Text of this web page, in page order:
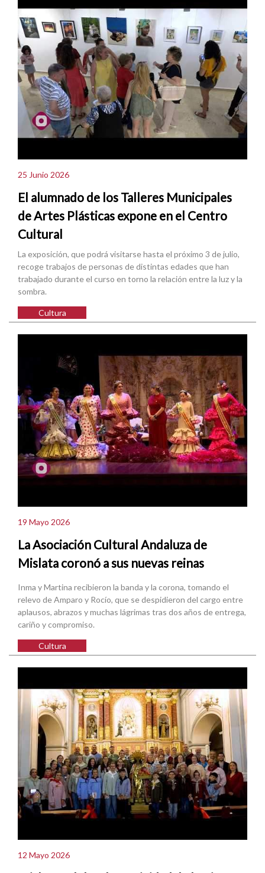
25 Junio 2026
El alumnado de los Talleres Municipales
de Artes Plásticas expone en el Centro
Cultural
La exposición, que podrá visitarse hasta el próximo 3 de julio,
recoge trabajos de personas de distintas edades que han
trabajado durante el curso en torno la relación entre la luz y la
sombra.
Cultura
19 Mayo 2026
La Asociación Cultural Andaluza de
Mislata coronó a sus nuevas reinas
Inma y Martina recibieron la banda y la corona, tomando el
relevo de Amparo y Rocío, que se despidieron del cargo entre
aplausos, abrazos y muchas lágrimas tras dos años de entrega,
cariño y compromiso.
Cultura
12 Mayo 2026